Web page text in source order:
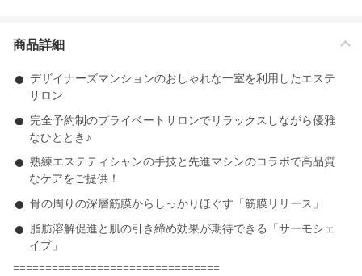
商品詳細
デザイナーズマンションのおしゃれな一室を利用したエステ
サロン
完全予約制のプライベートサロンでリラックスしながら優雅
なひととき♪
熟練エステティシャンの手技と先進マシンのコラボで高品質
なケアをご提供！
骨の周りの深層筋膜からしっかりほぐす「筋膜リリース」
脂肪溶解促進と肌の引き締め効果が期待できる「サーモシェ
イプ」
================================